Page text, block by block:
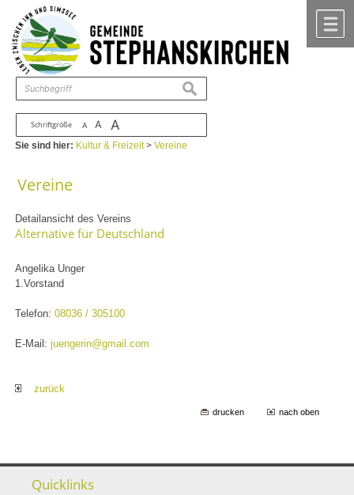
Zum Inhalt ,zur Navigation
Schriftgröße A A A
suchen
Sie sind hier: Kultur & Freizeit>Vereine
Vereine
Detailansicht des Vereins
Alternative für Deutschland
Angelika Unger
1.Vorstand
Telefon:08036 / 305100
E-Mail:juengerin@gmail.com
zurück
drucken nach oben
Quicklinks